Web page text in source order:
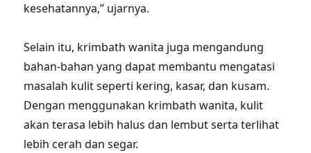
kesehatannya,” ujarnya.
Selain itu, krimbath wanita juga mengandung
bahan-bahan yang dapat membantu mengatasi
masalah kulit seperti kering, kasar, dan kusam.
Dengan menggunakan krimbath wanita, kulit
akan terasa lebih halus dan lembut serta terlihat
lebih cerah dan segar.